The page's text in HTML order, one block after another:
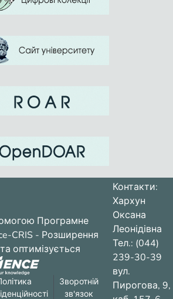
Програмне
CRIS - Розширення
оптимізується
Зворотній
зв'язок
Контакти:
Хархун
Оксана
Леонідівна
Тел.: (044)
239-30-39
вул.
Пирогова, 9,